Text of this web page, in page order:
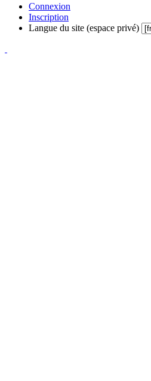
Connexion
Inscription
Langue du site (espace privé)